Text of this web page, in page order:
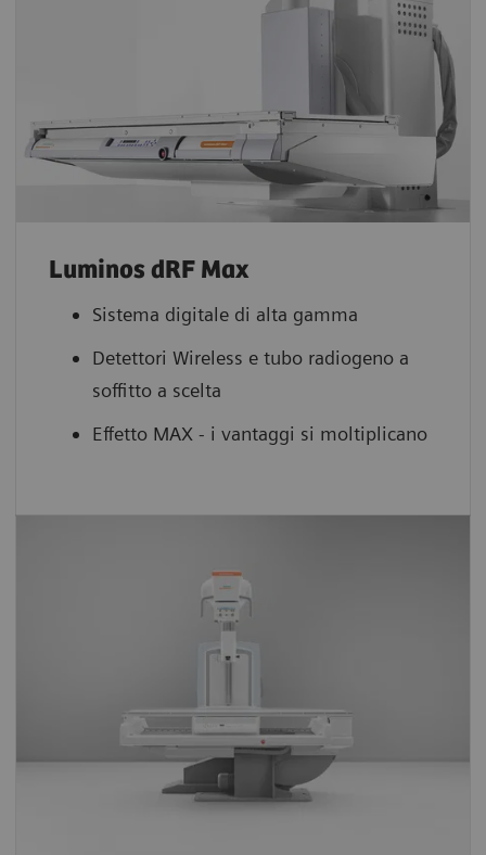
Luminos dRF Max
Sistema digitale di alta gamma
Detettori Wireless e tubo radiogeno a
soffitto a scelta
Effetto MAX - i vantaggi si moltiplicano